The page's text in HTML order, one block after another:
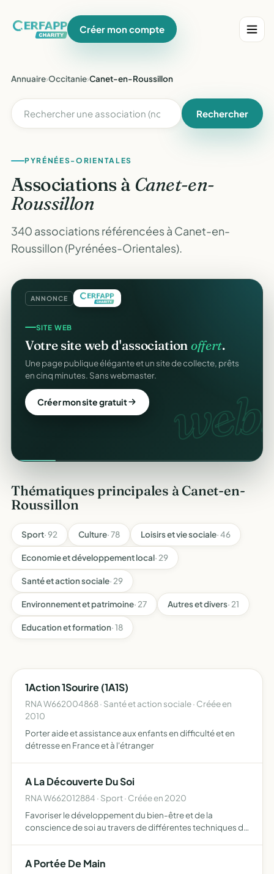
Créer mon compte
Annuaire›Occitanie›Canet-en-Roussillon
Rechercher
PYRÉNÉES-ORIENTALES
Associations à Canet-en-
Roussillon
340 associations référencées à Canet-en-
Roussillon (Pyrénées-Orientales).
ANNONCE
web.
SITE WEB
Votre site web d'association offert.
Une page publique élégante et un site de collecte, prêts
en cinq minutes. Sans webmaster.
Créer mon site gratuit
Thématiques principales à Canet-en-
Roussillon
Sport· 92 Culture· 78 Loisirs et vie sociale· 46
Economie et développement local· 29
Santé et action sociale· 29
Environnement et patrimoine· 27 Autres et divers· 21
Education et formation· 18
1Action 1Sourire (1A1S)
RNA W662004868 · Santé et action sociale · Créée en
2010
Porter aide et assistance aux enfants en difficulté et en
détresse en France et à l'étranger
A La Découverte Du Soi
RNA W662012884 · Sport · Créée en 2020
Favoriser le développement du bien-être et de la
conscience de soi au travers de différentes techniques de
de p…
A Portée De Main